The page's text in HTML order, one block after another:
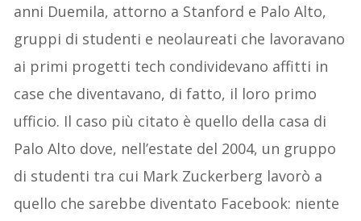
anni Duemila, attorno a Stanford e Palo Alto,
gruppi di studenti e neolaureati che lavoravano
ai primi progetti tech condividevano affitti in
case che diventavano, di fatto, il loro primo
ufficio. Il caso più citato è quello della casa di
Palo Alto dove, nell’estate del 2004, un gruppo
di studenti tra cui Mark Zuckerberg lavorò a
quello che sarebbe diventato Facebook: niente